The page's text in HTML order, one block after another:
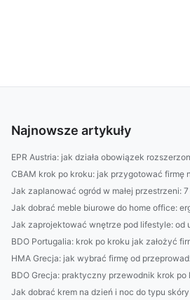
Najnowsze artykuły
EPR Austria: jak działa obowiązek
CBAM krok po kroku: jak przygotować firmę
Jak zaplanować ogród w małej przestrzeni:
Jak dobrać meble biurowe do home office:
Jak zaprojektować wnętrze pod lifestyle: od
BDO Portugalia: krok po kroku jak założyć
HMA Grecja: jak wybrać firmę od
BDO Grecja: praktyczny przewodnik krok po
Jak dobrać krem na dzień i noc do typu skóry